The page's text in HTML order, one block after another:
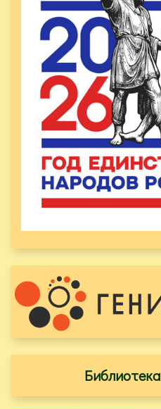
Библиотека